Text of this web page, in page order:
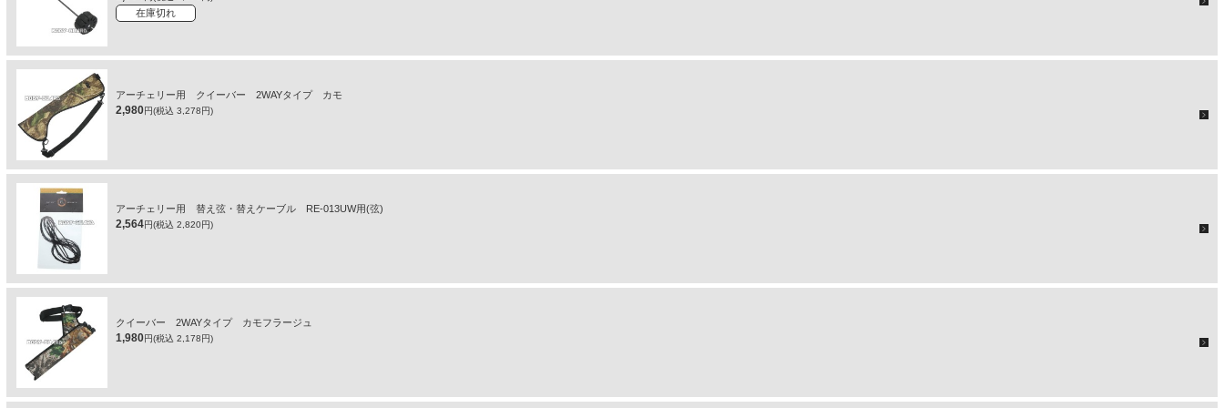
在庫切れ
アーチェリー用 クイーバー 2WAYタイプ カモ
2,980円(税込 3,278円)
アーチェリー用 替え弦・替えケーブル RE-013UW用(弦)
2,564円(税込 2,820円)
クイーバー 2WAYタイプ カモフラージュ
1,980円(税込 2,178円)